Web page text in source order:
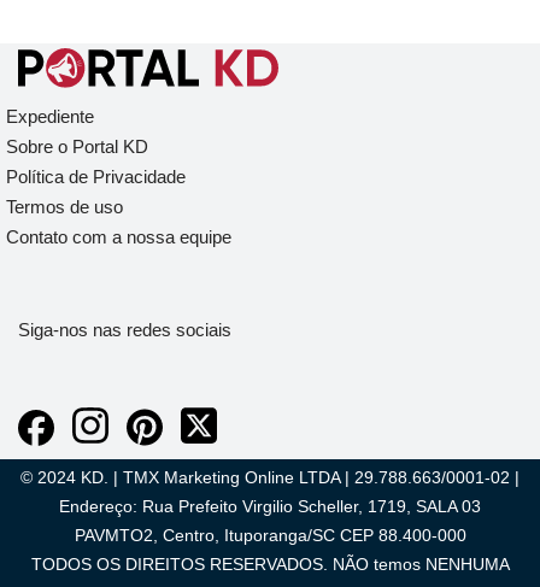
Expediente
Sobre o Portal KD
Política de Privacidade
Termos de uso
Contato com a nossa equipe
Siga-nos nas redes sociais
© 2024 KD. | TMX Marketing Online LTDA | 29.788.663/0001-02 |
Endereço: Rua Prefeito Virgilio Scheller, 1719, SALA 03
PAVMTO2, Centro, Ituporanga/SC CEP 88.400-000
TODOS OS DIREITOS RESERVADOS. NÃO temos NENHUMA